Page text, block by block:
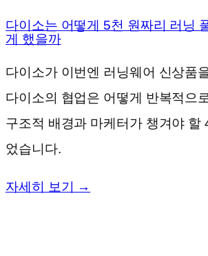
다이소는 어떻게 5천 원짜리 러닝
게 했을까
다이소가 이번엔 러닝웨어 신상품
다이소의 협업은 어떻게 반복적으로
구조적 배경과 마케터가 챙겨야 할
었습니다.
자세히 보기 →